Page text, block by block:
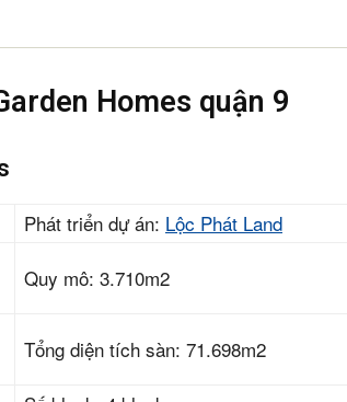
với quy mô 3.710m2 toạ lạc trên mặt
Long, quận 9. Sau đây là những
Garden Homes, quý khách quan tâm vui